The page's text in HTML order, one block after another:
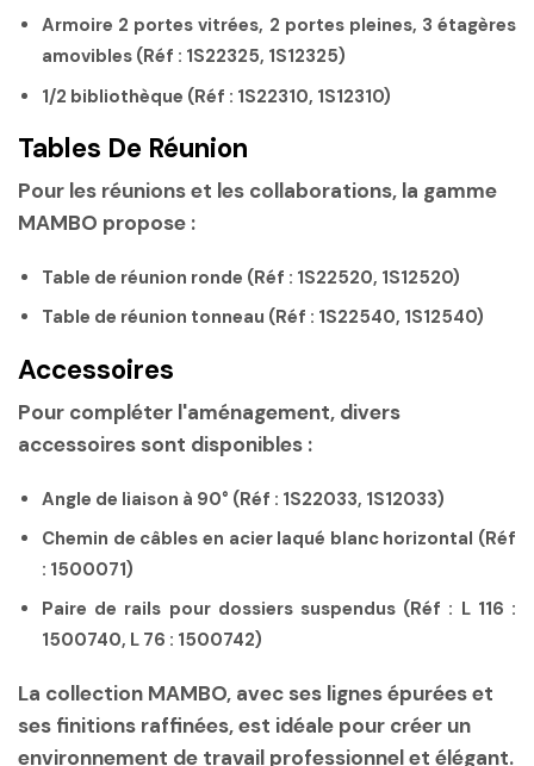
Armoire 2 portes vitrées, 2 portes pleines, 3 étagères
amovibles (Réf : 1S22325, 1S12325)
1/2 bibliothèque (Réf : 1S22310, 1S12310)
Tables De Réunion
Pour les réunions et les collaborations, la gamme
MAMBO propose :
Table de réunion ronde (Réf : 1S22520, 1S12520)
Table de réunion tonneau (Réf : 1S22540, 1S12540)
Accessoires
Pour compléter l'aménagement, divers
accessoires sont disponibles :
Angle de liaison à 90° (Réf : 1S22033, 1S12033)
Chemin de câbles en acier laqué blanc horizontal (Réf
: 1500071)
Paire de rails pour dossiers suspendus (Réf : L 116 :
1500740, L 76 : 1500742)
La collection MAMBO, avec ses lignes épurées et
ses finitions raffinées, est idéale pour créer un
environnement de travail professionnel et élégant.